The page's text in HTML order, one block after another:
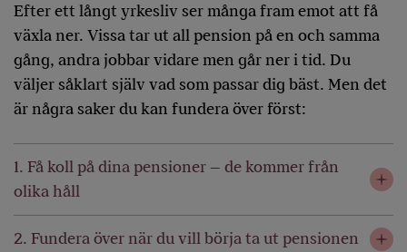
Efter ett långt yrkesliv ser många fram emot att få
växla ner. Vissa tar ut all pension på en och samma
gång, andra jobbar vidare men går ner i tid. Du
väljer såklart själv vad som passar dig bäst. Men det
är några saker du kan fundera över först:
1. Få koll på dina pensioner – de kommer från
olika håll
2. Fundera över när du vill börja ta ut pensionen